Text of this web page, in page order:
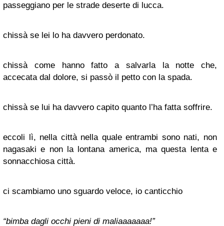
passeggiano per le strade deserte di lucca.
chissà se lei lo ha davvero perdonato.
chissà come hanno fatto a salvarla la notte che,
accecata dal dolore, si passò il petto con la spada.
chissà se lui ha davvero capito quanto l’ha fatta soffrire.
eccoli lì, nella città nella quale entrambi sono nati, non
nagasaki e non la lontana america, ma questa lenta e
sonnacchiosa città.
ci scambiamo uno sguardo veloce, io canticchio
“bimba dagli occhi pieni di maliaaaaaaa!”